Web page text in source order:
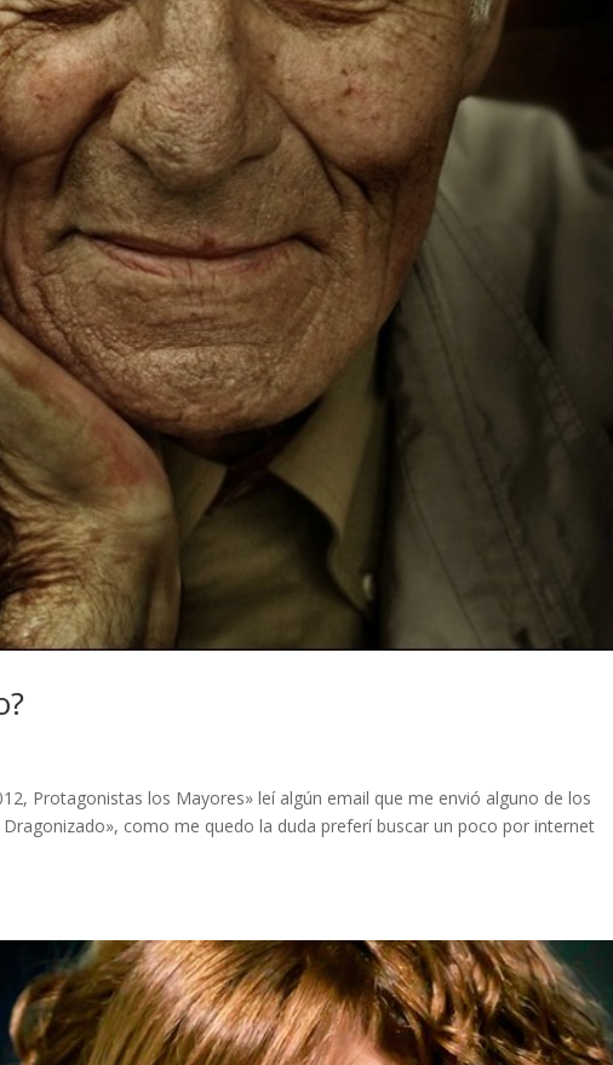
Protagonistas los Mayores» leí algún email que me envió alguno de los
como me quedo la duda preferí buscar un poco por internet